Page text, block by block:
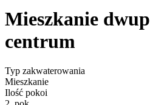
Mieszkanie
centrum
Typ zakwaterowania
Mieszkanie
Ilość pokoi